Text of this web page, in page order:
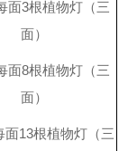
面3根植物灯（三
面）
面8根植物灯（三
面）
面13根植物灯（三